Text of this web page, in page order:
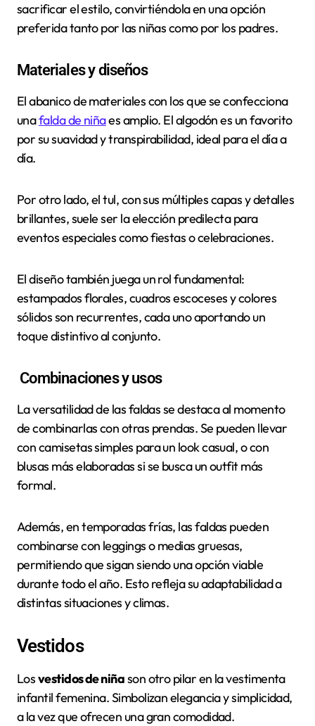
sacrificar el estilo, convirtiéndola en una opción
preferida tanto por las niñas como por los padres.
Materiales y diseños
El abanico de materiales con los que se confecciona
unafalda de niñaes amplio. El algodón es un favorito
por su suavidad y transpirabilidad, ideal para el día a
día.
Por otro lado, el tul, con sus múltiples capas y detalles
brillantes, suele ser la elección predilecta para
eventos especiales como fiestas o celebraciones.
El diseño también juega un rol fundamental:
estampados florales, cuadros escoceses y colores
sólidos son recurrentes, cada uno aportando un
toque distintivo al conjunto.
Combinaciones y usos
La versatilidad de las faldas se destaca al momento
de combinarlas con otras prendas. Se pueden llevar
con camisetas simples para un look casual, o con
blusas más elaboradas si se busca un outfit más
formal.
Además, en temporadas frías, las faldas pueden
combinarse con leggings o medias gruesas,
permitiendo que sigan siendo una opción viable
durante todo el año. Esto refleja su adaptabilidad a
distintas situaciones y climas.
Vestidos
Losvestidos de niñason otro pilar en la vestimenta
infantil femenina. Simbolizan elegancia y simplicidad,
a la vez que ofrecen una gran comodidad.